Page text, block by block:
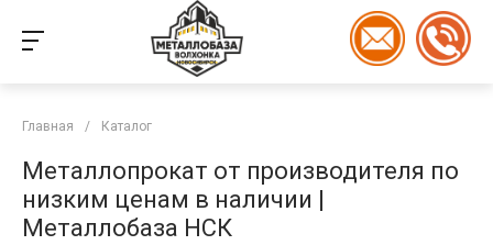
Главная / Каталог
Металлопрокат от производителя по
низким ценам в наличии |
Металлобаза НСК